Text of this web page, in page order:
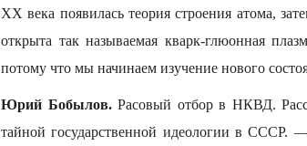
XX века появилась теория строения атома,
открыта так называемая кварк-глюонная
потому что мы начинаем изучение нового
Юрий Бобылов.Расовый отбор в НКВД.
тайной государственной идеологии в